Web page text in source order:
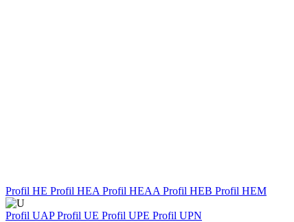
Profil HE Profil HEA Profil HEAA Profil HEB Profil HEM
Profil UAPProfil UE Profil UPE Profil UPN